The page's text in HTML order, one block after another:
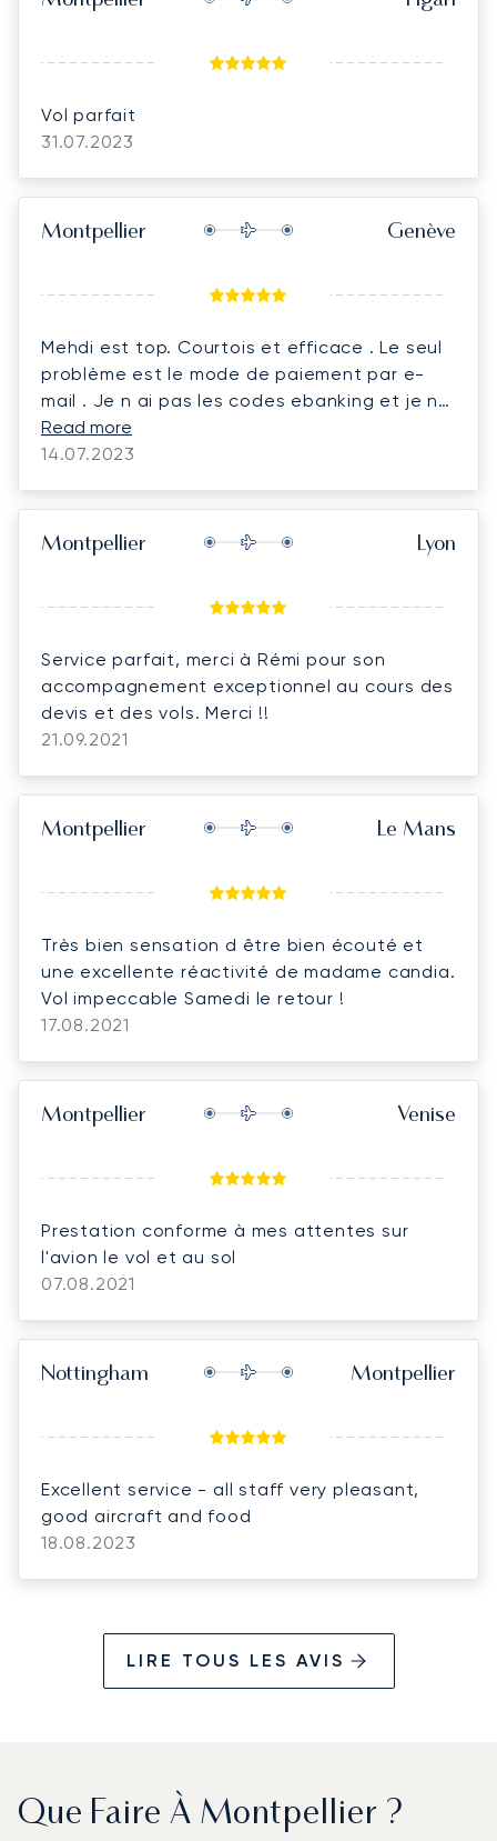
Vol parfait
31.07.2023
Montpellier Genève
Mehdi est top. Courtois et efficace . Le seul
problème est le mode de paiement par e-
mail . Je n ai pas les codes ebanking et je ne
sais pas manipuler tous ces trucs de manière
générale . Pourquoi ne pouvons nous pas
efficace Pourquoi ?
Read more
14.07.2023
Montpellier Lyon
Service parfait, merci à Rémi pour son
accompagnement exceptionnel au cours des
devis et des vols. Merci !!
21.09.2021
Montpellier Le Mans
Très bien sensation d être bien écouté et
une excellente réactivité de madame candia.
Vol impeccable Samedi le retour !
17.08.2021
Montpellier Venise
Prestation conforme à mes attentes sur
l'avion le vol et au sol
07.08.2021
Nottingham Montpellier
Excellent service - all staff very pleasant,
good aircraft and food
18.08.2023
LIRE TOUS LES AVIS
Que Faire À Montpellier ?